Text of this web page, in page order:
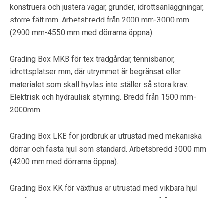
konstruera och justera vägar, grunder, idrottsanläggningar,
större fält mm. Arbetsbredd från 2000 mm-3000 mm
(2900 mm-4550 mm med dörrarna öppna).
Grading Box MKB för tex trädgårdar, tennisbanor,
idrottsplatser mm, där utrymmet är begränsat eller
materialet som skall hyvlas inte ställer så stora krav.
Elektrisk och hydraulisk styrning. Bredd från 1500 mm-
2000mm.
Grading Box LKB för jordbruk är utrustad med mekaniska
dörrar och fasta hjul som standard. Arbetsbredd 3000 mm
(4200 mm med dörrarna öppna).
Grading Box KK för växthus är utrustad med vikbara hjul